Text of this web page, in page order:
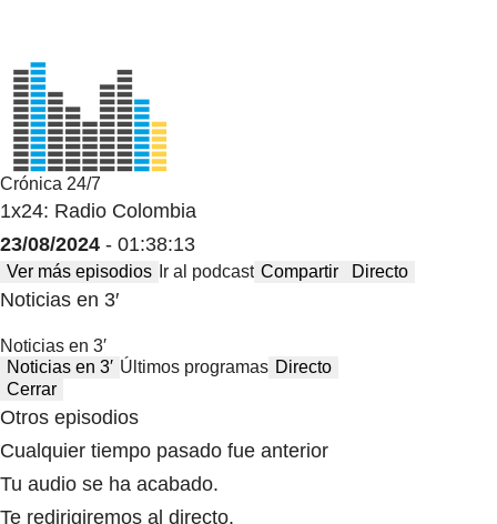
Crónica 24/7
1x24: Radio Colombia
23/08/2024 - 01:38:13
Ver más episodios Ir al podcast Compartir Directo
Noticias en 3′
Noticias en 3′
Noticias en 3′ Últimos programas Directo
Cerrar
Otros episodios
Cualquier tiempo pasado fue anterior
Tu audio se ha acabado.
Te redirigiremos al directo.